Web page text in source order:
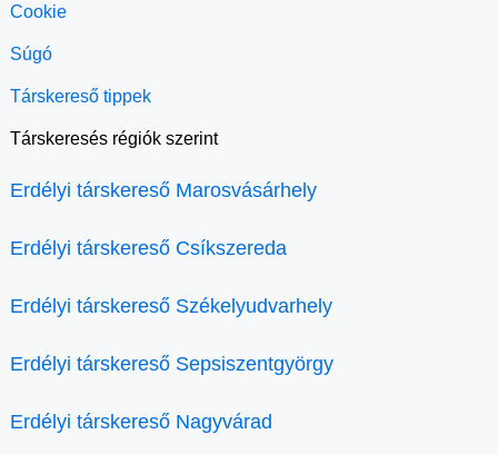
Cookie
Súgó
Társkereső tippek
Társkeresés régiók szerint
Erdélyi társkereső Marosvásárhely
Erdélyi társkereső Csíkszereda
Erdélyi társkereső Székelyudvarhely
Erdélyi társkereső Sepsiszentgyörgy
Erdélyi társkereső Nagyvárad